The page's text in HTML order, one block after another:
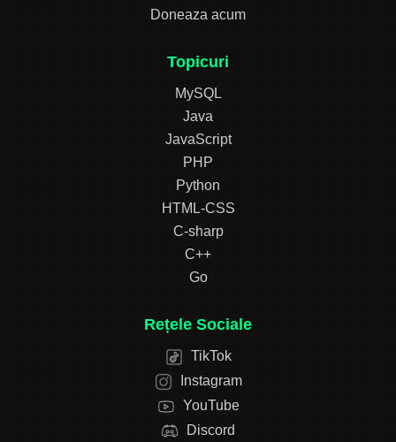
Doneaza acum
Topicuri
MySQL
Java
JavaScript
PHP
Python
HTML-CSS
C-sharp
C++
Go
Rețele Sociale
TikTok
Instagram
YouTube
Discord